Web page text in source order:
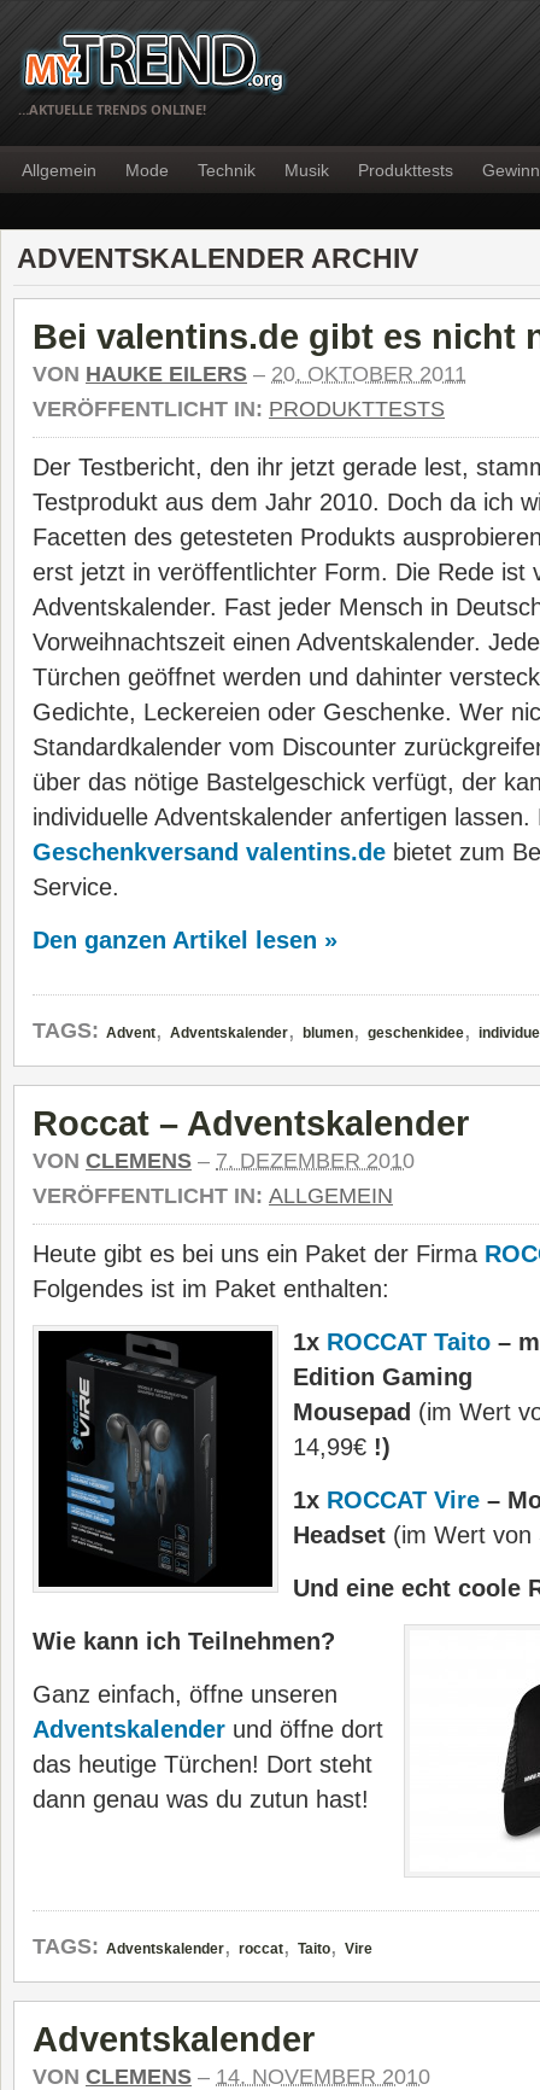
…AKTUELLE TRENDS ONLINE!
Allgemein Mode Technik Musik Produkttests
ADVENTSKALENDER ARCHIV
Bei valentins.de gibt es nicht
VON HAUKE EILERS – 20. OKTOBER 2011
VERÖFFENTLICHT IN: PRODUKTTESTS
Der Testbericht, den ihr jetzt gerade lest,
Testprodukt aus dem Jahr 2010. Doch da ich
Facetten des getesteten Produkts
erst jetzt in veröffentlichter Form. Die Rede ist
Adventskalender. Fast jeder Mensch in
Vorweihnachtszeit einen Adventskalender.
Türchen geöffnet werden und dahinter
Gedichte, Leckereien oder Geschenke. Wer
Standardkalender vom Discounter
über das nötige Bastelgeschick verfügt, der
individuelle Adventskalender anfertigen
Geschenkversand valentins.de bietet zum
Service.
Den ganzen Artikel lesen »
TAGS: Advent, Adventskalender, blumen, geschenkidee,
Roccat – Adventskalender
VON CLEMENS – 7. DEZEMBER 2010
VERÖFFENTLICHT IN: ALLGEMEIN
Heute gibt es bei uns ein Paket der Firma
Folgendes ist im Paket enthalten:
1x ROCCAT Taito –
Edition Gaming
Mousepad (im Wert
14,99€ !)
1x ROCCAT Vire –
Headset (im Wert von
Und eine echt coole
Wie kann ich Teilnehmen?
Ganz einfach, öffne unseren
Adventskalender und öffne dort
das heutige Türchen! Dort steht
dann genau was du zutun hast!
TAGS: Adventskalender, roccat, Taito, Vire
Adventskalender
VON CLEMENS – 14. NOVEMBER 2010